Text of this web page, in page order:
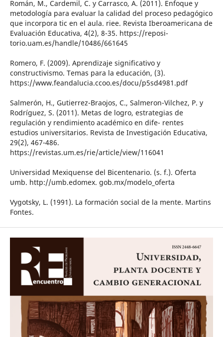
Román, M., Cardemil, C. y Carrasco, A. (2011). Enfoque y
metodología para evaluar la calidad del proceso pedagógico
que incorpora tic en el aula. riee. Revista Iberoamericana de
Evaluación Educativa, 4(2), 8-35. https://reposi-
torio.uam.es/handle/10486/661645
Romero, F. (2009). Aprendizaje significativo y
constructivismo. Temas para la educación, (3).
https://www.feandalucia.ccoo.es/docu/p5sd4981.pdf
Salmerón, H., Gutierrez-Braojos, C., Salmeron-Vilchez, P. y
Rodríguez, S. (2011). Metas de logro, estrategias de
regulación y rendimiento académico en dife- rentes
estudios universitarios. Revista de Investigación Educativa,
29(2), 467-486.
https://revistas.um.es/rie/article/view/116041
Universidad Mexiquense del Bicentenario. (s. f.). Oferta
umb. http://umb.edomex. gob.mx/modelo_oferta
Vygotsky, L. (1991). La formación social de la mente. Martins
Fontes.